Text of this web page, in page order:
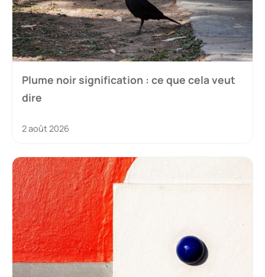
Plume noir signification : ce que cela veut
dire
2 août 2026